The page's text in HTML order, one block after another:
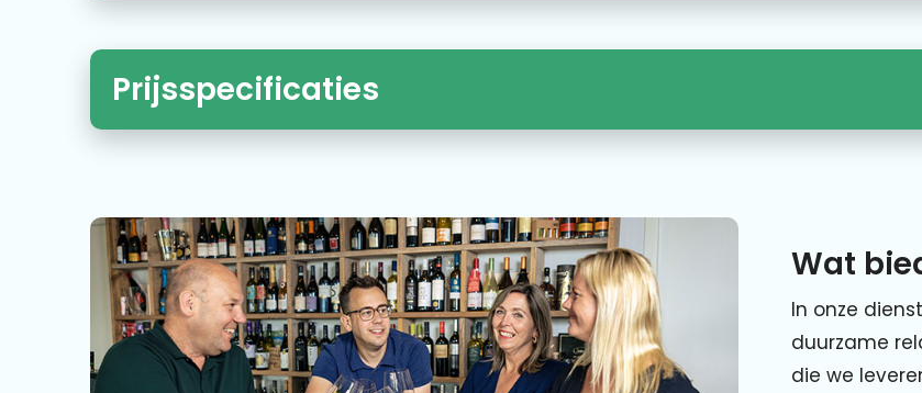
Prijsspecificaties
Wat
In onze
duurzame
die we